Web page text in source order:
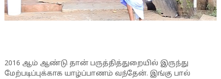
2016 ஆம் ஆண்டு தான் பருத்தித்துறையில் இருந்து
மேற்படிப்புக்காக யாழ்ப்பாணம் வந்தேன். இங்கு பால்